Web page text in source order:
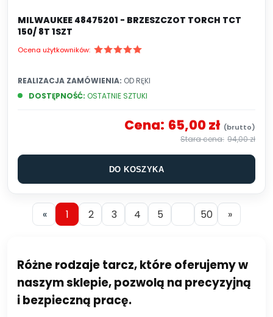
MILWAUKEE 48475201 - BRZESZCZOT TORCH TCT
150/ 8T 1SZT
Ocena użytkowników:
DOSTĘPNOŚĆ: OSTATNIE SZTUKI
REALIZACJA ZAMÓWIENIA: OD RĘKI
Cena: 65,00 zł
94,00 zł
DO KOSZYKA
« 1 2 3 4 5 50 »
Różne rodzaje tarcz, które oferujemy w
naszym sklepie, pozwolą na precyzyjną
i bezpieczną pracę.